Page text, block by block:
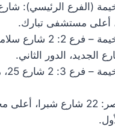
أعلى مستشفى تبارك.
شبرا الخيمة – فرع
الجديد، الدور الثاني.
شبرا مصر: 22 شارع شبرا،